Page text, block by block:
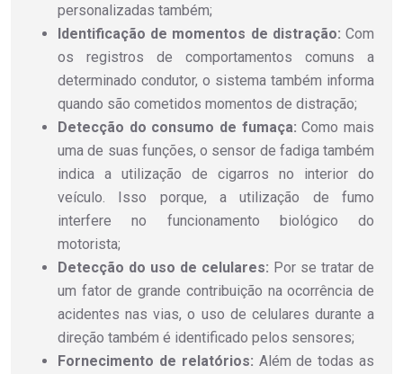
personalizadas também;
Identificação de momentos de distração: Com
os registros de comportamentos comuns a
determinado condutor, o sistema também informa
quando são cometidos momentos de distração;
Detecção do consumo de fumaça:Como mais
uma de suas funções, o sensor de fadiga também
indica a utilização de cigarros no interior do
veículo. Isso porque, a utilização de fumo
interfere no funcionamento biológico do
motorista;
Detecção do uso de celulares: Por se tratar de
um fator de grande contribuição na ocorrência de
acidentes nas vias, o uso de celulares durante a
direção também é identificado pelos sensores;
Fornecimento de relatórios: Além de todas as